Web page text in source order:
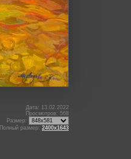
Дата: 13.02.2022
Просмотров: 568
Размер:
Полный размер: 2400x1643